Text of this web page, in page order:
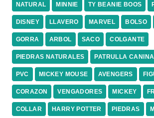
NATURAL MINNIE TY BEANIE BOOS
DISNEY LLAVERO MARVEL BOLSO
GORRA ARBOL SACO COLGANTE
PIEDRAS NATURALES PATRULLA CANINA
PVC MICKEY MOUSE AVENGERS
CORAZON VENGADORES MICKEY
COLLAR HARRY POTTER PIEDRAS